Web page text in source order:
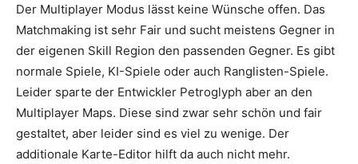
Der Multiplayer Modus lässt keine Wünsche offen. Das
Matchmaking ist sehr Fair und sucht meistens Gegner in
der eigenen Skill Region den passenden Gegner. Es gibt
normale Spiele, KI-Spiele oder auch Ranglisten-Spiele.
Leider sparte der Entwickler Petroglyph aber an den
Multiplayer Maps. Diese sind zwar sehr schön und fair
gestaltet, aber leider sind es viel zu wenige. Der
additionale Karte-Editor hilft da auch nicht mehr.